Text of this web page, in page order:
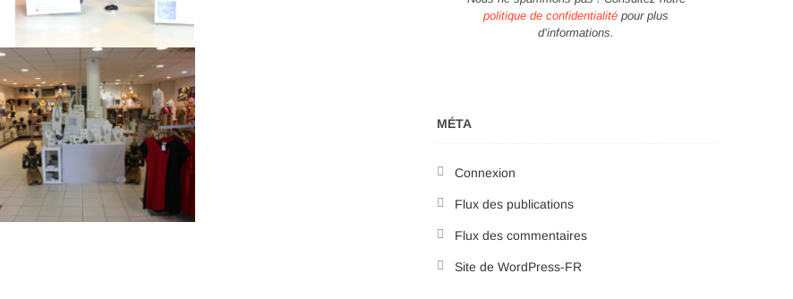
politique de confidentialité pour plus
d’informations.
MÉTA
Connexion
Flux des publications
Flux des commentaires
Site de WordPress-FR